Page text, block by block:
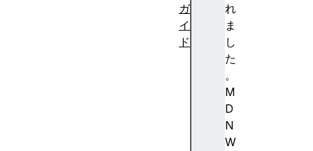
れ
ま
し
た
。
M
D
N
W
ガ
イ
ド